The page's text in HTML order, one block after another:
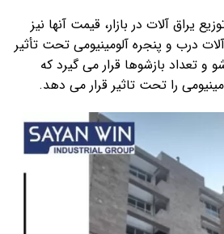
یراق آلات در بازار، قیمت آنها نیز
درب و پنجره آلومینیومی تحت تأثیر
و تعداد بازشوها قرار می گیرد که
را تحت تاثیر قرار می دهد.